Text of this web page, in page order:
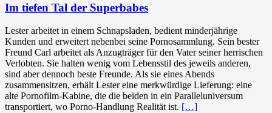
Im tiefen Tal der Superbabes
Lester arbeitet in einem Schnapsladen, bedient minderjährige
Kunden und erweitert nebenbei seine Pornosammlung. Sein bester
Freund Carl arbeitet als Anzugträger für den Vater seiner herrischen
Verlobten. Sie halten wenig vom Lebensstil des jeweils anderen,
sind aber dennoch beste Freunde. Als sie eines Abends
zusammensitzen, erhält Lester eine merkwürdige Lieferung: eine
alte Pornofilm-Kabine, die die beiden in ein Paralleluniversum
transportiert, wo Porno-Handlung Realität ist. […]